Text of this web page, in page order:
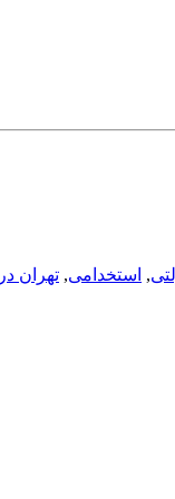
, استخدامی, تهران در